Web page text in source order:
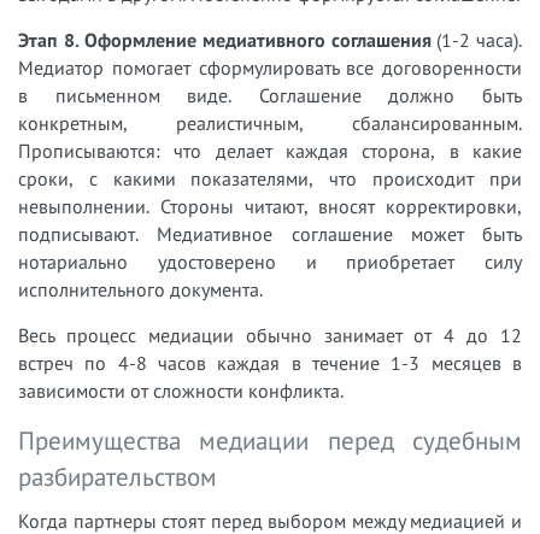
Этап 8. Оформление медиативного соглашения(1-2 часа).
Медиатор помогает сформулировать все договоренности
в письменном виде. Соглашение должно быть
конкретным, реалистичным, сбалансированным.
Прописываются: что делает каждая сторона, в какие
сроки, с какими показателями, что происходит при
невыполнении. Стороны читают, вносят корректировки,
подписывают. Медиативное соглашение может быть
нотариально удостоверено и приобретает силу
исполнительного документа.
Весь процесс медиации обычно занимает от 4 до 12
встреч по 4-8 часов каждая в течение 1-3 месяцев в
зависимости от сложности конфликта.
Преимущества медиации перед судебным
разбирательством
Когда партнеры стоят перед выбором между медиацией и